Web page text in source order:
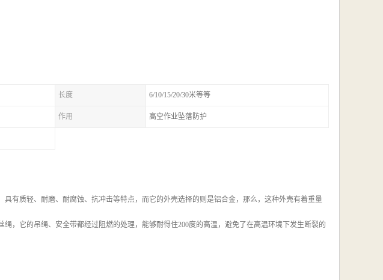
长度 6/10/15/20/30米等等
作用 高空作业坠落防护
有质轻、耐磨、耐腐蚀、抗冲击等特点，而它的外壳选择的则是铝合金，那么，这种外壳有着重量
，它的吊绳、安全带都经过阻燃的处理，能够耐得住200度的高温，避免了在高温环境下发生断裂的